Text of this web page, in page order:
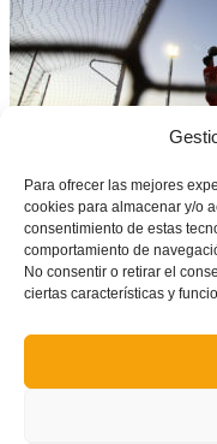
Para ofrecer las mejores
cookies para almacenar y/o
consentimiento de estas
comportamiento de
No consentir o retirar el
ciertas características y
Curso FFCV de Especialista
fútbol